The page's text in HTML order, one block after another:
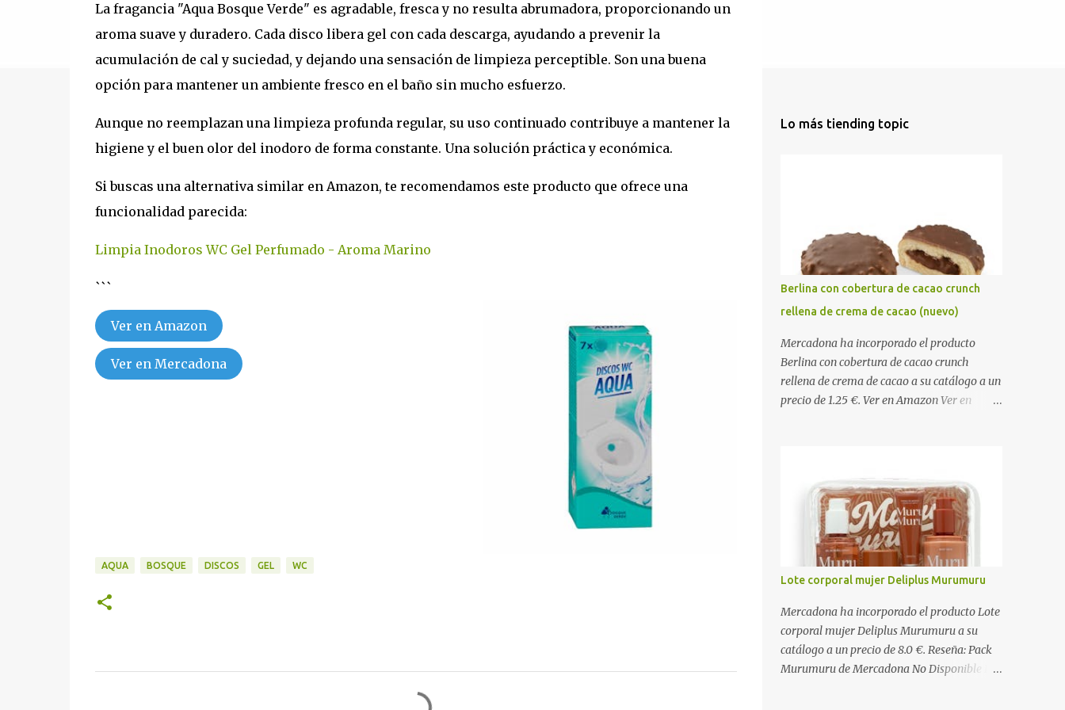
La fragancia "Aqua Bosque Verde" es agradable, fresca y no resulta abrumadora, proporcionando un
aroma suave y duradero. Cada disco libera gel con cada descarga, ayudando a prevenir la
acumulación de cal y suciedad, y dejando una sensación de limpieza perceptible. Son una buena
opción para mantener un ambiente fresco en el baño sin mucho esfuerzo.
Aunque no reemplazan una limpieza profunda regular, su uso continuado contribuye a mantener la
higiene y el buen olor del inodoro de forma constante. Una solución práctica y económica.
Si buscas una alternativa similar en Amazon, te recomendamos este producto que ofrece una
funcionalidad parecida:
Limpia Inodoros WC Gel Perfumado - Aroma Marino
```
Ver en Amazon
Ver en Mercadona
AQUA BOSQUE DISCOS GEL WC
Lo más tiending topic
Berlina con cobertura de cacao crunch
rellena de crema de cacao (nuevo)
Mercadona ha incorporado el producto
Berlina con cobertura de cacao crunch
rellena de crema de cacao a su catálogo a un
precio de 1.25 €. Ver en Amazon Ver en
dextrosa, almidón de TRIGO , gasificantes
(E500, E450), sal, clara de HUEVO en polvo,
emulgentes (E471, E481, E472), suero de
LECHE , estabilizantes (E412, E466, E415),
colorante (E160a), LECHE desnatada en
polvo, antioxidante (E300). Relleno 27%:
Azúcar, aceite vegetal refinado (girasol),
LECHE desnatada en polvo, cacao
desgrasado en polvo 0,9%, LECHE entera en
polvo, emulgente (E322 ( SOJA )), aroma
natural. Cobertura 16%: Azúcar, grasas
Lote corporal mujer Deliplus Murumuru
Mercadona ha incorporado el producto Lote
corporal mujer Deliplus Murumuru a su
catálogo a un precio de 8.0 €. Reseña: Pack
Murumuru de Mercadona No Disponible El